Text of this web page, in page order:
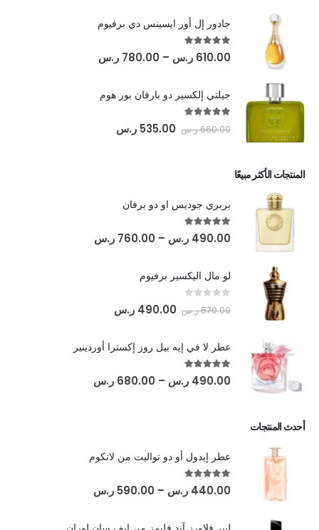
جادور إل أور ايسينس دي برفيوم
5.00
out of 5
610.00 ر.س –
780.00 ر.س
جيلتي إلكسير دو بارفان بور هوم
660.00ر.س 535.00 ر.س
المنتجات الأكثر مبيعًا
بربري جوديس او دو برفان
5.00
out of 5
490.00 ر.س –
760.00 ر.س
لو مال اليكسير برفيوم
570.00ر.س 490.00 ر.س
عطر لا في إيه بيل روز إكسترا أوردينير
5.00
out of 5
490.00 ر.س –
680.00 ر.س
أحدث المنتجات
عطر إيدول أو دو تواليت من لانكوم
5.00
out of 5
440.00 ر.س –
590.00 ر.س